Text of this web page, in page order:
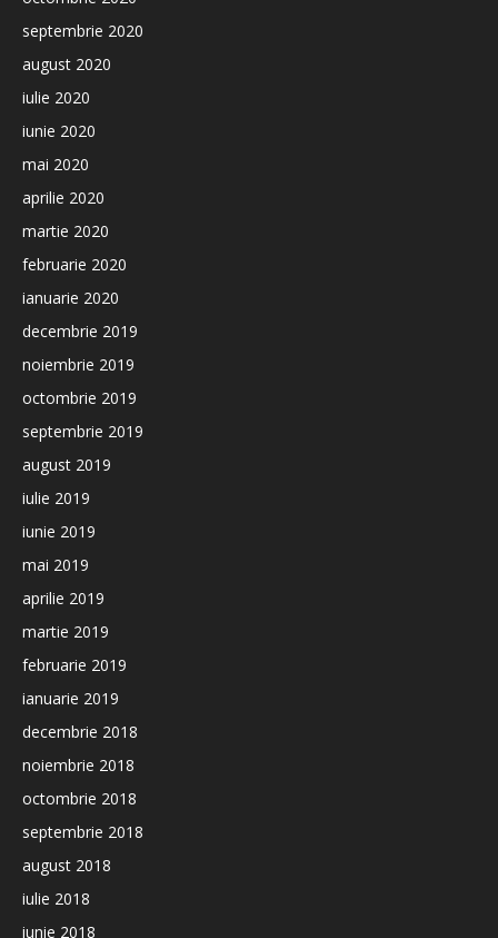
septembrie 2020
august 2020
iulie 2020
iunie 2020
mai 2020
aprilie 2020
martie 2020
februarie 2020
ianuarie 2020
decembrie 2019
noiembrie 2019
octombrie 2019
septembrie 2019
august 2019
iulie 2019
iunie 2019
mai 2019
aprilie 2019
martie 2019
februarie 2019
ianuarie 2019
decembrie 2018
noiembrie 2018
octombrie 2018
septembrie 2018
august 2018
iulie 2018
iunie 2018